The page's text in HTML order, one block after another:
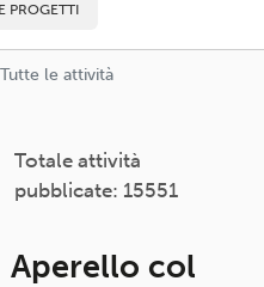
PROGETTI
Tutte le attività
Totale attività
pubblicate: 15551
Aperello col